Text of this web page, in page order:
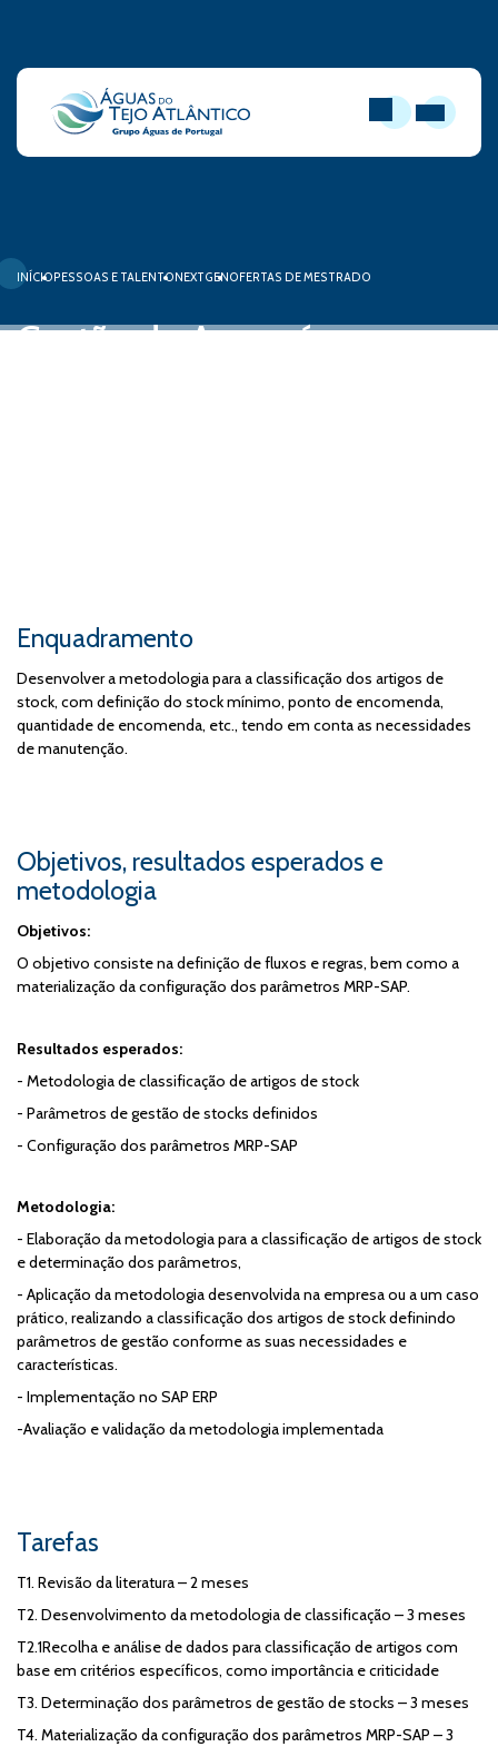
PESQUISAR
ABRIR
INÍCIOPESSOAS E TALENTONEXTGENOFERTAS DE MESTRADO
Gestão de Armazéns –
Enquadramento
Desenvolver a metodologia para a classificação dos artigos de
stock, com definição do stock mínimo, ponto de encomenda,
quantidade de encomenda, etc., tendo em conta as necessidades
de manutenção.
Objetivos, resultados esperados e
metodologia
Objetivos:
O objetivo consiste na definição de fluxos e regras, bem como a
materialização da configuração dos parâmetros MRP-SAP.
Resultados esperados:
- Metodologia de classificação de artigos de stock
- Parâmetros de gestão de stocks definidos
- Configuração dos parâmetros MRP-SAP
Metodologia:
- Elaboração da metodologia para a classificação de artigos de stock
e determinação dos parâmetros,
- Aplicação da metodologia desenvolvida na empresa ou a um caso
prático, realizando a classificação dos artigos de stock definindo
parâmetros de gestão conforme as suas necessidades e
características.
- Implementação no SAP ERP
-Avaliação e validação da metodologia implementada
Tarefas
T1. Revisão da literatura – 2 meses
T2. Desenvolvimento da metodologia de classificação – 3 meses
T2.1Recolha e análise de dados para classificação de artigos com
base em critérios específicos, como importância e criticidade
T3. Determinação dos parâmetros de gestão de stocks – 3 meses
T4. Materialização da configuração dos parâmetros MRP-SAP – 3